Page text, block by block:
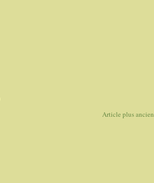
Article plus ancien